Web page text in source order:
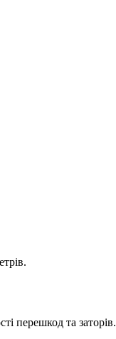
перешкод та заторів.